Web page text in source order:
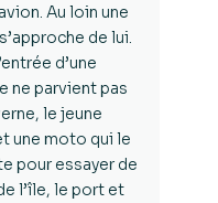
Au loin une
de lui.
d’une
ne parvient pas
le jeune
une moto qui le
pour essayer de
l’île, le port et